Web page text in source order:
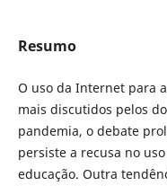
Resumo
O uso da Internet para
mais discutidos pelos
pandemia, o debate
persiste a recusa no
educação. Outra